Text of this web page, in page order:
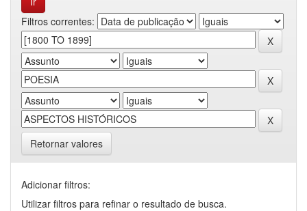
Filtros correntes:
Retornar valores
Adicionar filtros:
Utilizar filtros para refinar o resultado de busca.